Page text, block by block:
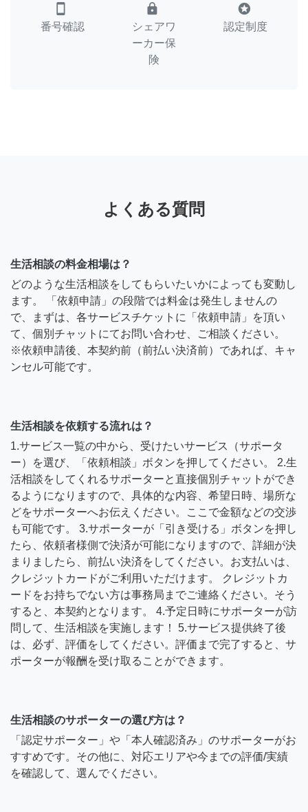
smartphone
番号確認
lock
シェアワ
ーカー保
険
stars
認定制度
よくある質問
生活相談の料金相場は？
どのような生活相談をしてもらいたいかによっても変動し
ます。 「依頼申請」の段階では料金は発生しませんの
で、まずは、各サービスチケットに「依頼申請」を頂い
て、個別チャットにてお問い合わせ、ご相談ください。
※依頼申請後、本契約前（前払い決済前）であれば、キャ
ンセル可能です。
生活相談を依頼する流れは？
1.サービス一覧の中から、受けたいサービス（サポータ
ー）を選び、「依頼相談」ボタンを押してください。 2.生
活相談をしてくれるサポーターと直接個別チャットができ
るようになりますので、具体的な内容、希望日時、場所な
どをサポーターへお伝えください。ここで金額などの交渉
も可能です。 3.サポーターが「引き受ける」ボタンを押し
たら、依頼者様側で決済が可能になりますので、詳細が決
まりましたら、前払い決済をしてください。お支払いは、
クレジットカードがご利用いただけます。 クレジットカ
ードをお持ちでない方は事務局までご連絡ください。そう
すると、本契約となります。 4.予定日時にサポーターが訪
問して、生活相談を実施します！ 5.サービス提供終了後
は、必ず、評価をしてください。評価まで完了すると、サ
ポーターが報酬を受け取ることができます。
生活相談のサポーターの選び方は？
「認定サポーター」や「本人確認済み」のサポーターがお
すすめです。その他に、対応エリアや今までの評価/実績
を確認して、選んでください。